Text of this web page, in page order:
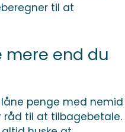
til at
mere end du
penge med nemid
råd til at tilbagebetale.